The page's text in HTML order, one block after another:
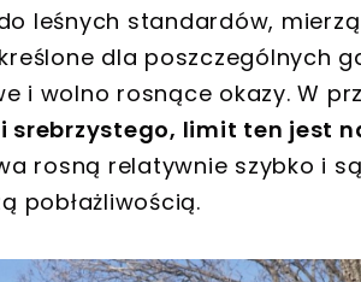
leśnych standardów,
dla poszczególnych
i wolno rosnące okazy. W
limit ten jest
rosną relatywnie szybko i
pobłażliwością.